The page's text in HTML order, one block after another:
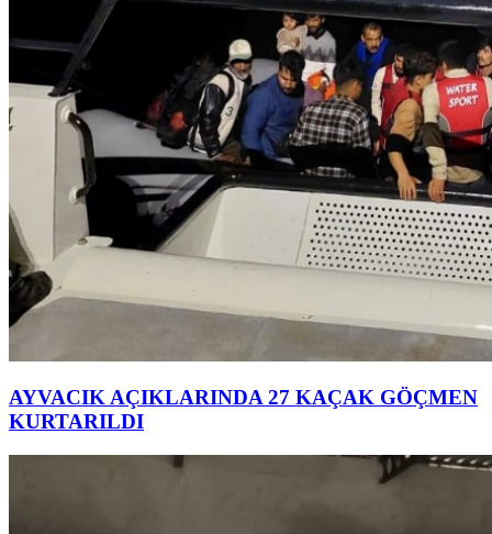
AYVACIK AÇIKLARINDA 27 KAÇAK GÖÇMEN
KURTARILDI